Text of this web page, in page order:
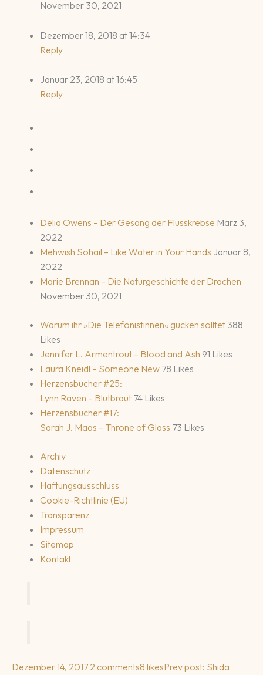
November 30, 2021
Dezember 18, 2018 at 14:34
Reply
Januar 23, 2018 at 16:45
Reply
Delia Owens – Der Gesang der Flusskrebse März 3,
2022
Mehwish Sohail – Like Water in Your Hands Januar 8,
2022
Marie Brennan – Die Naturgeschichte der Drachen
November 30, 2021
Warum ihr »Die Telefonistinnen« gucken solltet 388
Likes
Jennifer L. Armentrout – Blood and Ash 91 Likes
Laura Kneidl – Someone New 78 Likes
Herzensbücher #25:
Lynn Raven – Blutbraut 74 Likes
Herzensbücher #17:
Sarah J. Maas – Throne of Glass 73 Likes
Archiv
Datenschutz
Haftungsausschluss
Cookie-Richtlinie (EU)
Transparenz
Impressum
Sitemap
Kontakt
Dezember 14, 2017 2 comments8 likesPrev post: Shida